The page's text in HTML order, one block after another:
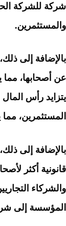
شركة للشركة
والمستثمرين.
بالإضافة إلى
عن أصحابها، مما
يتزايد رأس
المستثمرين،
بالإضافة إلى
قانونية أكثر
والشركاء
المؤسسة إلى